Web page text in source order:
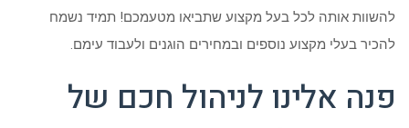
להשוות אותה לכל בעל מקצוע שתביאו מטעמכם! תמיד נשמח
להכיר בעלי מקצוע נוספים ובמחירים הוגנים ולעבוד עימם.
פנה אלינו לניהול חכם של